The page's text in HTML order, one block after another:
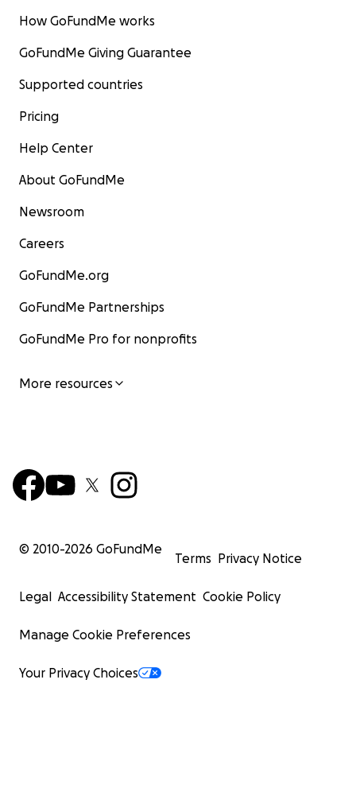
How GoFundMe works
GoFundMe Giving Guarantee
Supported countries
Pricing
Help Center
About GoFundMe
Newsroom
Careers
GoFundMe.org
GoFundMe Partnerships
GoFundMe Pro for nonprofits
More resources
© 2010-2026 GoFundMe
Terms Privacy Notice
Legal Accessibility Statement Cookie Policy
Manage Cookie Preferences
Your Privacy Choices